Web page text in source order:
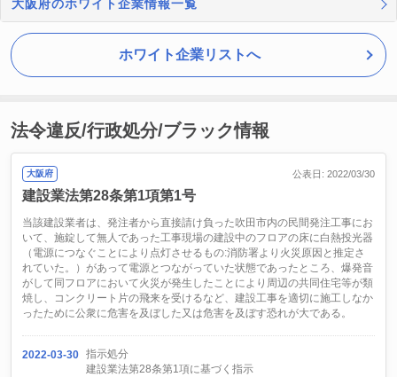
大阪府のホワイト企業情報一覧
ホワイト企業リストへ
法令違反/行政処分/ブラック情報
公表日: 2022/03/30
大阪府
建設業法第28条第1項第1号
当該建設業者は、発注者から直接請け負った吹田市内の民間発注工事にお
いて、施錠して無人であった工事現場の建設中のフロアの床に白熱投光器
（電源につなぐことにより点灯させるもの:消防署より火災原因と推定さ
れていた。）があって電源とつながっていた状態であったところ、爆発音
がして同フロアにおいて火災が発生したことにより周辺の共同住宅等が類
焼し、コンクリート片の飛来を受けるなど、建設工事を適切に施工しなか
ったために公衆に危害を及ぼした又は危害を及ぼす恐れが大である。
2022-03-30 指示処分
建設業法第28条第1項に基づく指示